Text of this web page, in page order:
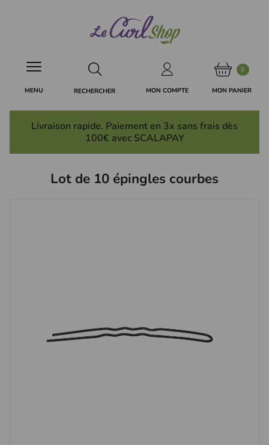
MON COMPTE
0
MON PANIER
RECHERCHER
MENU
Livraison rapide. Paiement en 3x sans frais dès
100€ avec SCALAPAY
Lot de 10 épingles courbes